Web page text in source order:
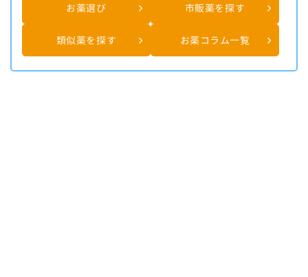
お薬選び 市販薬を探す
類似薬を探す お薬コラム一覧